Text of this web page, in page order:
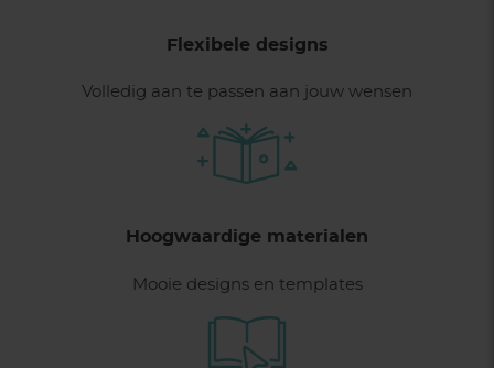
Flexibele designs
Volledig aan te passen aan jouw wensen
Hoogwaardige materialen
Mooie designs en templates